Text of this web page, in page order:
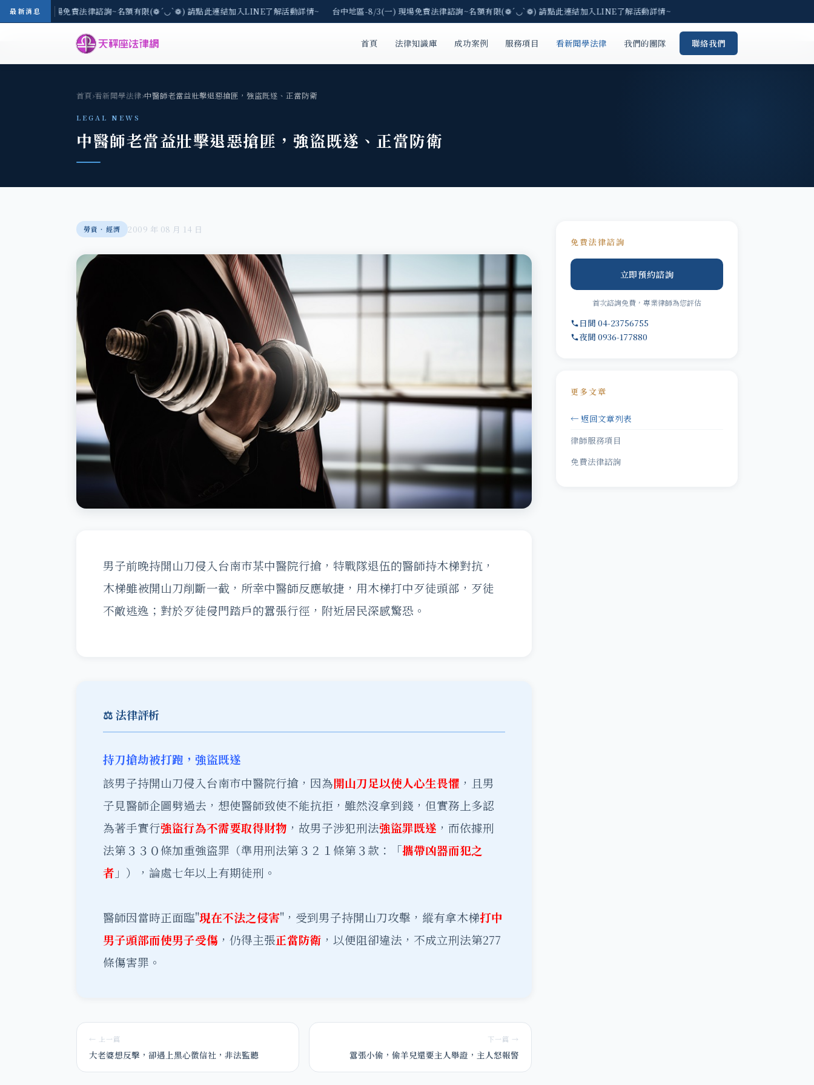
最新消息
-8/3(一) 現場免費法律諮詢~名額有限(❁´◡`❁) 請點此連結加入LINE了解活動詳情~ 台中地區-8/3(一) 現場免費法律諮詢~名額有限(❁´◡`❁) 請點此連結加入LINE了解活動詳情~
首頁 法律知識庫 成功案例 服務項目 看新聞學法律 我們的團隊 聯絡我們
首頁›看新聞學法律›中醫師老當益壯擊退惡搶匪，強盜既遂、正當防衛
LEGAL NEWS
中醫師老當益壯擊退惡搶匪，強盜既遂、正當防衛
勞資‧經濟 2009 年 08 月 14 日
男子前晚持開山刀侵入台南市某中醫院行搶，特戰隊退伍的醫師持木梯對抗，
木梯雖被開山刀削斷一截，所幸中醫師反應敏捷，用木梯打中歹徒頭部，歹徒
不敵逃逸；對於歹徒侵門踏戶的囂張行徑，附近居民深感驚恐。
⚖️ 法律評析
持刀搶劫被打跑，強盜既遂
該男子持開山刀侵入台南市中醫院行搶，因為開山刀足以使人心生畏懼 ，且男
子見醫師企圖劈過去，想使醫師致使不能抗拒，雖然沒拿到錢，但實務上多認
為著手實行強盜行為不需要取得財物 ，故男子涉犯刑法強盜罪既遂 ，而依據刑
法第３３０條加重強盜罪（準用刑法第３２１條第３款：「攜帶凶器而犯之
者 」），論處七年以上有期徒刑。
醫師因當時正面臨"現在不法之侵害"，受到男子持開山刀攻擊，縱有拿木梯打中
男子頭部而使男子受傷 ，仍得主張正當防衛 ，以便阻卻違法，不成立刑法第277
條傷害罪。
← 上一篇
大老婆想反擊，卻遇上黑心徵信社，非法監聽
下一篇 →
囂張小偷，偷羊兒還要主人舉證，主人怒報警
免費法律諮詢
立即預約諮詢
首次諮詢免費，專業律師為您評估
日間 04-23756755
夜間 0936-177880
更多文章
← 返回文章列表
律師服務項目
免費法律諮詢